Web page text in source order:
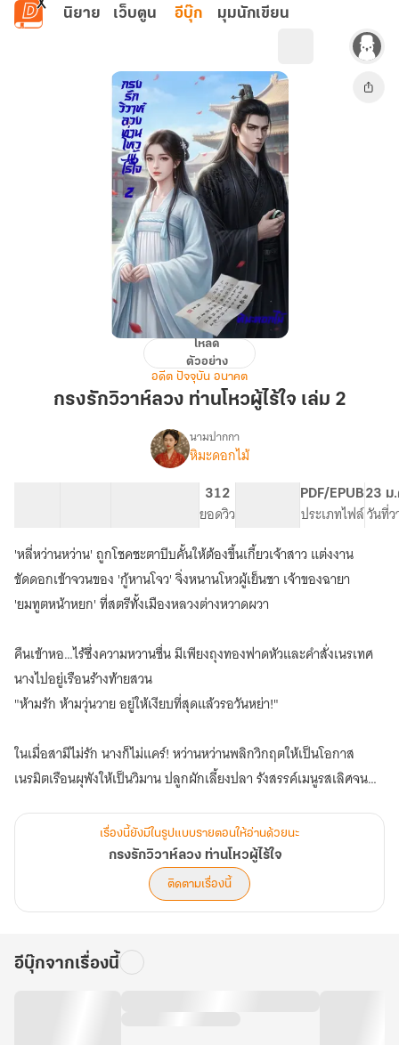
ข้ามไปยังเนื้อหาหลัก
นิยาย เว็บตูน อีบุ๊ก มุมนักเขียน
วิวาห์
2
โหลด
ตัวอย่าง
อดีต ปัจจุบัน อนาคต
กรงรักวิวาห์ลวง ท่านโหวผู้ไร้ใจ เล่ม 2
เรื่อง
รัก
วิวาห์
ลวง
ท่าน
โหว
ผู้
ไร้
ใจ
นามปากกา
หิมะดอกไม้
312
ยอดวิว
PDF/EPUB
ประเภทไฟล์
23 ม
วันที่ว
'หลี่หว่านหว่าน' ถูกโชคชะตาบีบคั้นให้ต้องขึ้นเกี้ยวเจ้าสาว แต่งงาน
ขัดดอกเข้าจวนของ 'กู้หานโจว' จิ่งหนานโหวผู้เย็นชา เจ้าของฉายา
'ยมทูตหน้าหยก' ที่สตรีทั้งเมืองหลวงต่างหวาดผวา
คืนเข้าหอ…ไร้ซึ่งความหวานชื่น มีเพียงถุงทองฟาดหัวและคำสั่งเนรเทศ
นางไปอยู่เรือนร้างท้ายสวน
"ห้ามรัก ห้ามวุ่นวาย อยู่ให้เงียบที่สุดแล้วรอวันหย่า!"
ในเมื่อสามีไม่รัก นางก็ไม่แคร์! หว่านหว่านพลิกวิกฤตให้เป็นโอกาส
เนรมิตเรือนผุพังให้เป็นวิมาน ปลูกผักเลี้ยงปลา รังสรรค์เมนูรสเลิศจน
ความรำคาญแปรเปลี่ยนเป็นความหิวโหย…และกลายเป็นความคะนึงหาที่
ซึมลึกเข้าสู่หัวใจโดยไม่รู้ตัว
ทว่ามรสุมราชสำนักกลับโหมกระหน่ำ กู้หานโจวจำต้องแสร้งรับ
เข้าใจผิดคิดว่าเขาไร้ใจ จึงทิ้งหนังสือหย่า ตัดขาดวาสนา แล้วหนีหายไป
อย่างไร้ร่องรอย
เรื่องนี้ยังมีในรูปแบบรายตอนให้อ่านด้วยนะ
กรงรักวิวาห์ลวง ท่านโหวผู้ไร้ใจ
ติดตามเรื่องนี้
อีบุ๊กจากเรื่องนี้